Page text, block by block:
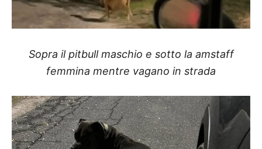
Sopra il pitbull maschio e sotto la amstaff
femmina mentre vagano in strada